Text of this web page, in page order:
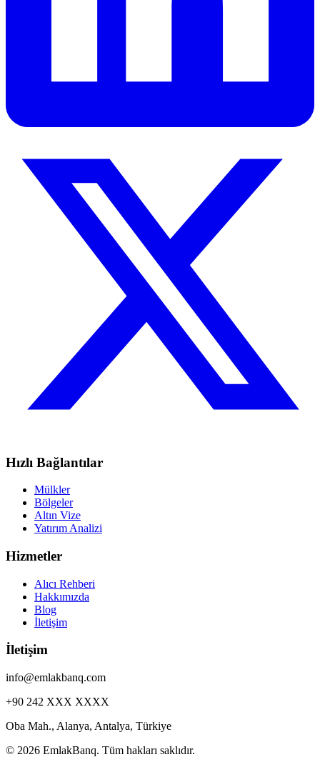
Hızlı Bağlantılar
Mülkler
Bölgeler
Altın Vize
Yatırım Analizi
Hizmetler
Alıcı Rehberi
Hakkımızda
Blog
İletişim
İletişim
info@emlakbanq.com
+90 242 XXX XXXX
Oba Mah., Alanya, Antalya, Türkiye
© 2026 EmlakBanq. Tüm hakları saklıdır.